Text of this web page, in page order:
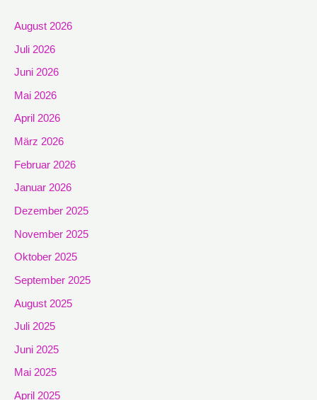
August 2026
Juli 2026
Juni 2026
Mai 2026
April 2026
März 2026
Februar 2026
Januar 2026
Dezember 2025
November 2025
Oktober 2025
September 2025
August 2025
Juli 2025
Juni 2025
Mai 2025
April 2025